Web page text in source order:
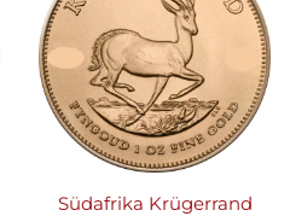
Südafrika Krügerrand